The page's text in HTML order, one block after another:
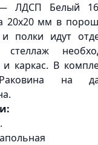
ЛДСП Белый
20х20 мм в
полки идут
стеллаж
каркас. В
на